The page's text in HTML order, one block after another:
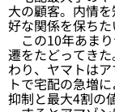
大の顧客。内情
好な関係を保ちた
この10年あま
遷をたどってきた
わり、ヤマトは
トで宅配の急増
抑制と最大4割の